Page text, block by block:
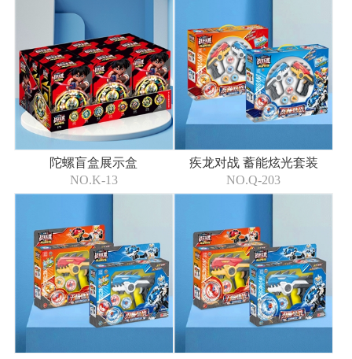
陀螺盲盒展示盒
NO.K-13
疾龙对战 蓄能炫光套装
NO.Q-203